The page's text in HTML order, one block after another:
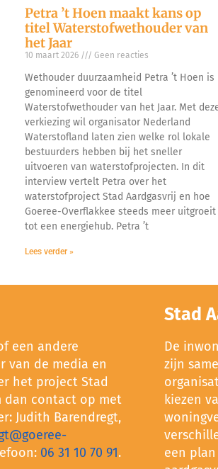
Petra ’t Hoen maakt kans op
titel Waterstofwethouder van
het Jaar
10 maart 2026 Geen reacties
Wethouder duurzaamheid Petra ’t Hoen is
genomineerd voor de titel
Waterstofwethouder van het Jaar. Met
verkiezing wil organisator Nederland
Waterstofland laten zien welke rol lokale
bestuurders hebben bij het sneller
uitvoeren van waterstofprojecten. In dit
interview vertelt Petra over het
waterstofproject Stad Aardgasvrij en hoe
Goeree-Overflakkee steeds meer uitgroeit
tot een energiehub. Petra ’t
Lees verder »
een andere
van de media en
het project Stad
dan contact op met
Judith Barendregt,
06 31 10 70 91.
Stad
De
zijn
kiezen
een